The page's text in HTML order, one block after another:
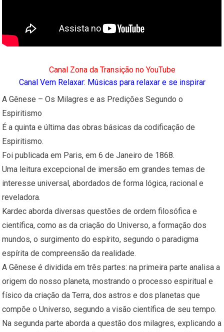
Canal Zona da Transição no YouTube
Canal Vem Relaxar: Músicas para relaxar e se inspirar
A Gênese – Os Milagres e as Predições Segundo o
Espiritismo
É a quinta e última das obras básicas da codificação de
Espiritismo.
Foi publicada em Paris, em 6 de Janeiro de 1868.
Uma leitura excepcional de imersão em grandes temas de
interesse universal, abordados de forma lógica, racional e
reveladora.
Kardec aborda diversas questões de ordem filosófica e
científica, como as da criação do Universo, a formação dos
mundos, o surgimento do espírito, segundo o paradigma
espírita de compreensão da realidade.
A Gênese é dividida em três partes: na primeira parte analisa a
origem do nosso planeta, mostrando o processo espiritual e
físico da criação da Terra, dos astros e dos planetas que
compõe o Universo, segundo a visão científica de seu tempo.
Na segunda parte aborda a questão dos milagres, explicando a